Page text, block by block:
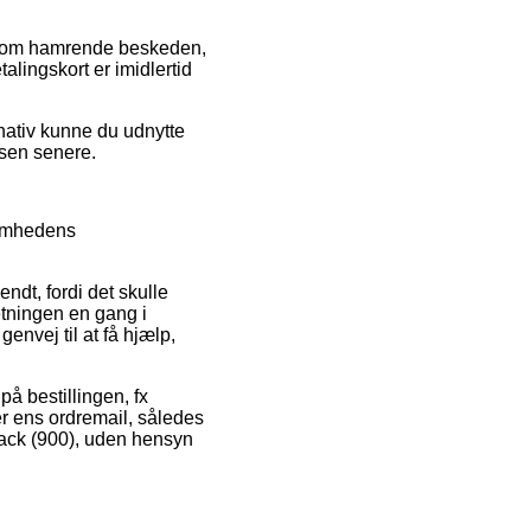
hamrende beskeden,
er imidlertid
kunne du udnytte
senere.
fordi det skulle
en gang i
til at få hjælp,
bestillingen, fx
ens ordremail, således
(900), uden hensyn